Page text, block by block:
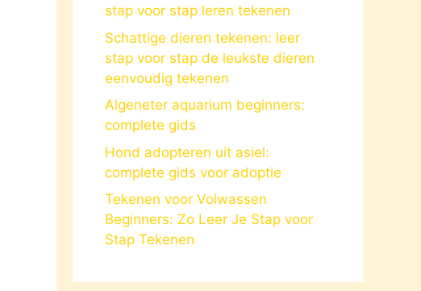
stap voor stap leren tekenen
Schattige dieren tekenen: leer
stap voor stap de leukste dieren
eenvoudig tekenen
Algeneter aquarium beginners:
complete gids
Hond adopteren uit asiel:
complete gids voor adoptie
Tekenen voor Volwassen
Beginners: Zo Leer Je Stap voor
Stap Tekenen